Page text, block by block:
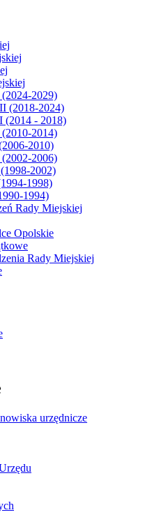
2029)
(2018-2024)
(2014 - 2018)
2014)
2010)
2006)
2002)
1998)
1994)
Rady Miejskiej
Opolskie
Rady Miejskiej
urzędnicze